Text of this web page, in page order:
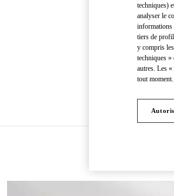
techniques)
analyser le
informations
tiers de
y compris
techniques »
autres. Les
tout